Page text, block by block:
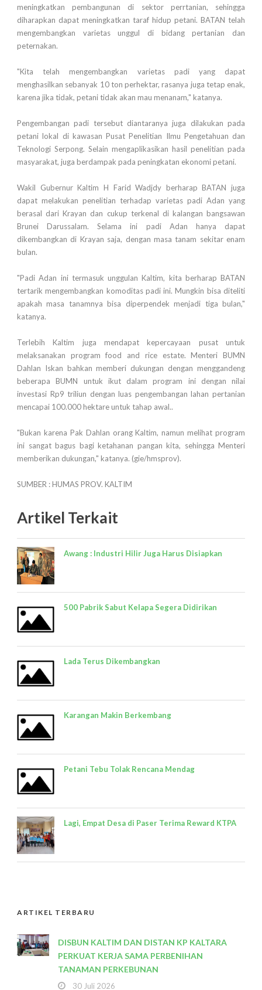
meningkatkan pembangunan di sektor perrtanian, sehingga
diharapkan dapat meningkatkan taraf hidup petani. BATAN telah
mengembangkan varietas unggul di bidang pertanian dan
peternakan.
"Kita telah mengembangkan varietas padi yang dapat
menghasilkan sebanyak 10 ton perhektar, rasanya juga tetap enak,
karena jika tidak, petani tidak akan mau menanam," katanya.
Pengembangan padi tersebut diantaranya juga dilakukan pada
petani lokal di kawasan Pusat Penelitian Ilmu Pengetahuan dan
Teknologi Serpong. Selain mengaplikasikan hasil penelitian pada
masyarakat, juga berdampak pada peningkatan ekonomi petani.
Wakil Gubernur Kaltim H Farid Wadjdy berharap BATAN juga
dapat melakukan penelitian terhadap varietas padi Adan yang
berasal dari Krayan dan cukup terkenal di kalangan bangsawan
Brunei Darussalam. Selama ini padi Adan hanya dapat
dikembangkan di Krayan saja, dengan masa tanam sekitar enam
bulan.
"Padi Adan ini termasuk unggulan Kaltim, kita berharap BATAN
tertarik mengembangkan komoditas padi ini. Mungkin bisa diteliti
apakah masa tanamnya bisa diperpendek menjadi tiga bulan,"
katanya.
Terlebih Kaltim juga mendapat kepercayaan pusat untuk
melaksanakan program food and rice estate. Menteri BUMN
Dahlan Iskan bahkan memberi dukungan dengan menggandeng
beberapa BUMN untuk ikut dalam program ini dengan nilai
investasi Rp9 triliun dengan luas pengembangan lahan pertanian
mencapai 100.000 hektare untuk tahap awal..
"Bukan karena Pak Dahlan orang Kaltim, namun melihat program
ini sangat bagus bagi ketahanan pangan kita, sehingga Menteri
memberikan dukungan," katanya. (gie/hmsprov).
SUMBER : HUMAS PROV. KALTIM
Artikel Terkait
Awang : Industri Hilir Juga Harus Disiapkan
500 Pabrik Sabut Kelapa Segera Didirikan
Lada Terus Dikembangkan
Karangan Makin Berkembang
Petani Tebu Tolak Rencana Mendag
Lagi, Empat Desa di Paser Terima Reward KTPA
ARTIKEL TERBARU
DISBUN KALTIM DAN DISTAN KP KALTARA
PERKUAT KERJA SAMA PERBENIHAN
TANAMAN PERKEBUNAN
30 Juli 2026